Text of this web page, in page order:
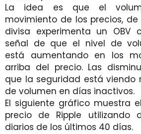
La idea es que el
movimiento de los precios,
divisa experimenta un OBV
señal de que el nivel de
está aumentando en los
arriba del precio. Las
que la seguridad está viendo
de volumen en días inactivos.
El siguiente gráfico muestra
precio de Ripple utilizando
diarios de los últimos 40 días.